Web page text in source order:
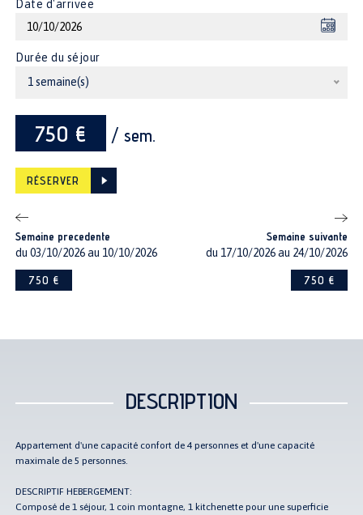
Date d'arrivee
Durée du séjour
1 semaine(s)
750 € / sem.
RÉSERVER
Semaine precedente
du 03/10/2026 au 10/10/2026
750 €
Semaine suivante
du 17/10/2026 au 24/10/2026
750 €
DESCRIPTION
Appartement d'une capacité confort de 4 personnes et d'une capacité
maximale de 5 personnes.
DESCRIPTIF HEBERGEMENT:
Composé de 1 séjour, 1 coin montagne, 1 kitchenette pour une superficie